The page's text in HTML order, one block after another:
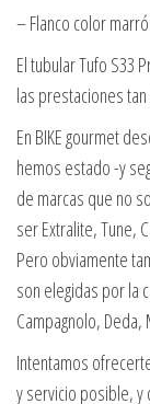
– Flanco color
El tubular Tufo S33
las prestaciones
En BIKE gourmet
hemos estado -y
de marcas que no
ser Extralite, Tune,
Pero obviamente
son elegidas por la
Campagnolo,
Intentamos
y servicio posible, y